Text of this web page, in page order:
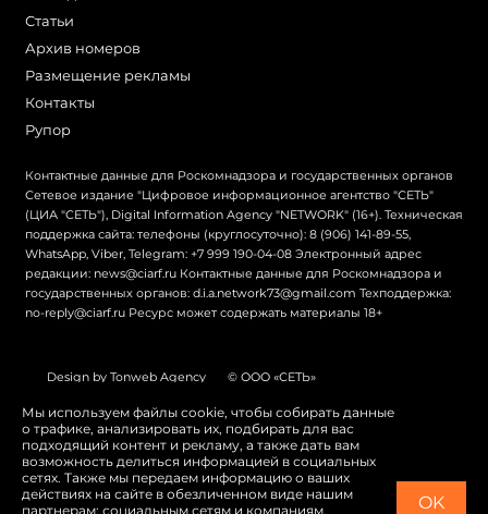
Статьи
Архив номеров
Размещение рекламы
Контакты
Рупор
Контактные данные для Роскомнадзора и государственных органов
Сетевое издание "Цифровое информационное агентство "СЕТЬ"
(ЦИА "СЕТЬ"), Digital Information Agency "NETWORK" (16+). Техническая
поддержка сайта: телефоны (круглосуточно): 8 (906) 141-89-55,
WhatsApp, Viber, Telegram: +7 999 190-04-08 Электронный адрес
редакции: news@ciarf.ru Контактные данные для Роскомнадзора и
государственных органов: d.i.a.network73@gmail.com Техподдержка:
no-reply@ciarf.ru Ресурс может содержать материалы 18+
Design by Tonweb Agency © ООО «СЕТЬ»
Политика конфиденциальности Карта сайта
Switch to English
Мы используем файлы cookie, чтобы собирать данные
о трафике, анализировать их, подбирать для вас
подходящий контент и рекламу, а также дать вам
возможность делиться информацией в социальных
сетях. Также мы передаем информацию о ваших
действиях на сайте в обезличенном виде нашим
партнерам: социальным сетям и компаниям,
OK